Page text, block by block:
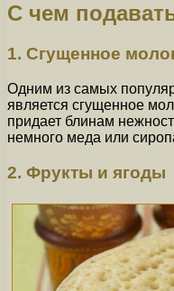
С чем
1. Сгущенное
Одним из самых
является сгущенное
придает блинам
немного меда или
2. Фрукты и ягоды